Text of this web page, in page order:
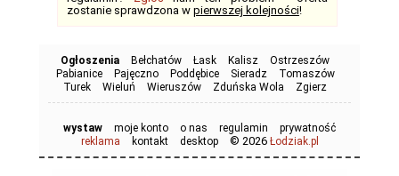
zostanie sprawdzona w pierwszej kolejności!
Ogłoszenia Bełchatów Łask Kalisz
Ostrzeszów
Pabianice
Pajęczno Poddębice Sieradz
Tomaszów
Turek
Wieluń Wieruszów Zduńska Wola Zgierz
wystaw moje konto o nas regulamin
prywatność
reklama
kontakt desktop © 2026 Łodziak.pl